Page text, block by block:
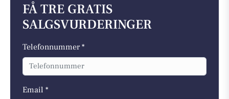
FÅ TRE GRATIS
SALGSVURDERINGER
Telefonnummer *
Email *